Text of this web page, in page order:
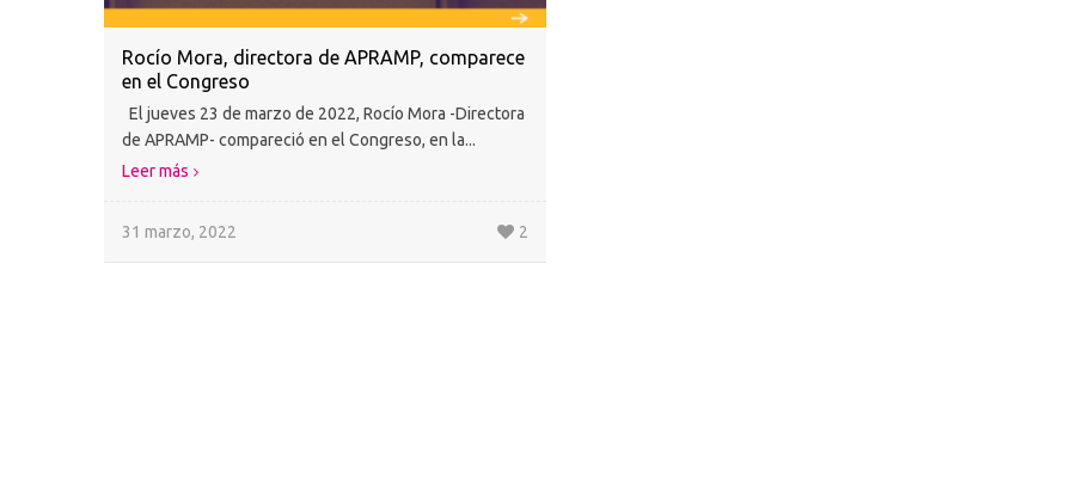
Rocío Mora, directora de APRAMP, comparece
en el Congreso
El jueves 23 de marzo de 2022, Rocío Mora -Directora
de APRAMP- compareció en el Congreso, en la...
Leer más
31 marzo, 2022 2